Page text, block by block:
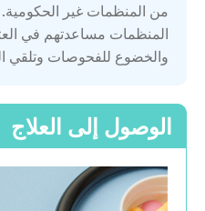
من المنظمات غير
المنظمات مساعدتهم في
والخضوع للفحوصات وتلقي
الوصول إلى العلاج
سلوفينيا
فرنسا
قرغيزستان